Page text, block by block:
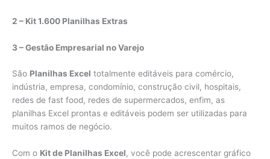
2 – Kit 1.600 Planilhas Extras
3 – Gestão Empresarial no Varejo
São Planilhas Excel totalmente editáveis para comércio,
indústria, empresa, condomínio, construção civil, hospitais,
redes de fast food, redes de supermercados, enfim, as
planilhas Excel prontas e editáveis podem ser utilizadas para
muitos ramos de negócio.
Com o Kit de Planilhas Excel, você pode acrescentar gráfico